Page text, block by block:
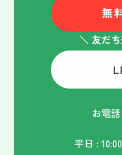
無
＼ 友だ
お電
平日 :